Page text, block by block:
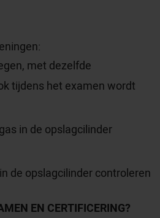
met dezelfde
tijdens het examen wordt
in de opslagcilinder
de opslagcilinder controleren
EN CERTIFICERING?